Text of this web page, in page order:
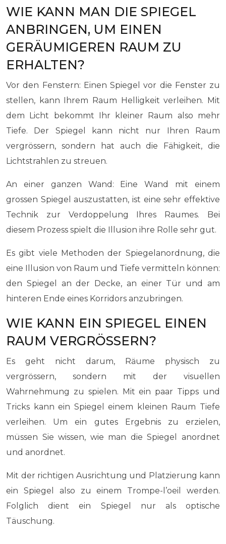
WIE KANN MAN DIE SPIEGEL
ANBRINGEN, UM EINEN
GERÄUMIGEREN RAUM ZU
ERHALTEN?
Vor den Fenstern: Einen Spiegel vor die Fenster zu
stellen, kann Ihrem Raum Helligkeit verleihen. Mit
dem Licht bekommt Ihr kleiner Raum also mehr
Tiefe. Der Spiegel kann nicht nur Ihren Raum
vergrössern, sondern hat auch die Fähigkeit, die
Lichtstrahlen zu streuen.
An einer ganzen Wand: Eine Wand mit einem
grossen Spiegel auszustatten, ist eine sehr effektive
Technik zur Verdoppelung Ihres Raumes. Bei
diesem Prozess spielt die Illusion ihre Rolle sehr gut.
Es gibt viele Methoden der Spiegelanordnung, die
eine Illusion von Raum und Tiefe vermitteln können:
den Spiegel an der Decke, an einer Tür und am
hinteren Ende eines Korridors anzubringen.
WIE KANN EIN SPIEGEL EINEN
RAUM VERGRÖSSERN?
Es geht nicht darum, Räume physisch zu
vergrössern, sondern mit der visuellen
Wahrnehmung zu spielen. Mit ein paar Tipps und
Tricks kann ein Spiegel einem kleinen Raum Tiefe
verleihen. Um ein gutes Ergebnis zu erzielen,
müssen Sie wissen, wie man die Spiegel anordnet
und anordnet.
Mit der richtigen Ausrichtung und Platzierung kann
ein Spiegel also zu einem Trompe-l’oeil werden.
Folglich dient ein Spiegel nur als optische
Täuschung.